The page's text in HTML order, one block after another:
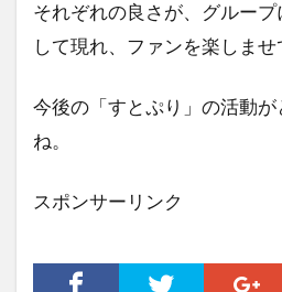
それぞれの良さが、グループ
して現れ、ファンを楽しませ
今後の「すとぷり」の活動
ね。
スポンサーリンク